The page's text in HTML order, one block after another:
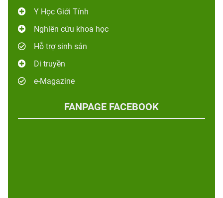
Y Học Giới Tính
Nghiên cứu khoa học
Hỗ trợ sinh sản
Di truyền
e-Magazine
FANPAGE FACEBOOK